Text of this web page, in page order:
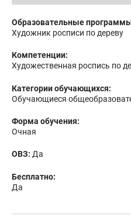
Художник росписи по дереву
Художественная роспись по
Обучающиеся
Очная
Да